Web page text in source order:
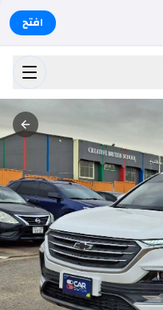
افتح